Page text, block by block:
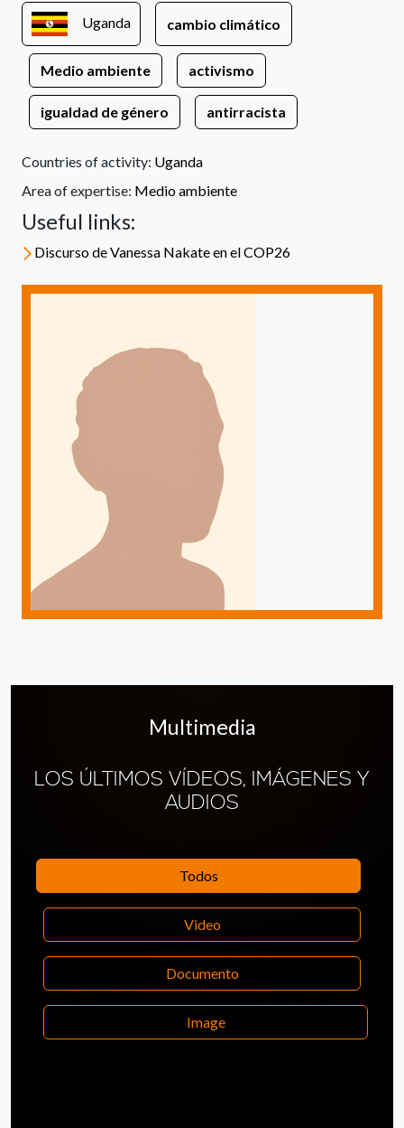
Uganda cambio climático
Medio ambiente activismo
igualdad de género antirracista
Countries of activity: Uganda
Area of expertise: Medio ambiente
Useful links:
Discurso de Vanessa Nakate en el COP26
Multimedia
LOS ÚLTIMOS VÍDEOS, IMÁGENES Y
AUDIOS
Todos
Video
Documento
Image